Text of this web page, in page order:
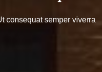
consequat semper viverra